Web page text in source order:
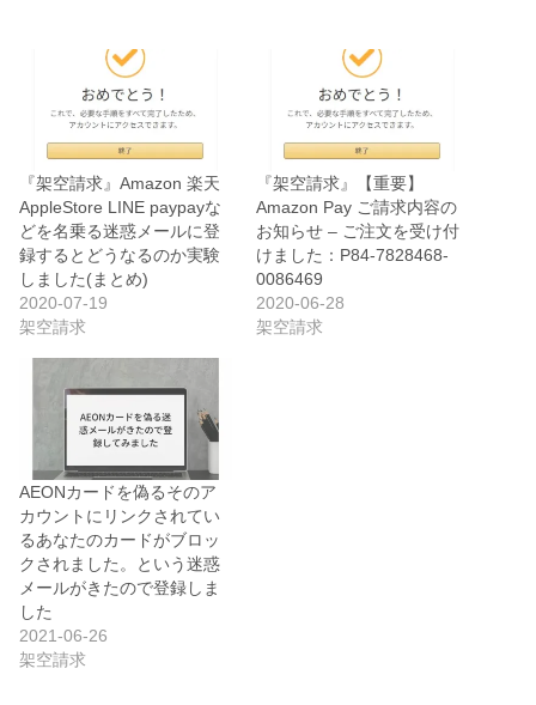
『架空請求』Amazon 楽天
AppleStore LINE paypayな
どを名乗る迷惑メールに登
録するとどうなるのか実験
しました(まとめ)
2020-07-19
架空請求
『架空請求』【重要】
Аmazon Pay ご請求内容の
お知らせ – ご注文を受け付
けました：P84-7828468-
0086469
2020-06-28
架空請求
AEONカードを偽るそのア
カウントにリンクされてい
るあなたのカードがブロッ
クされました。という迷惑
メールがきたので登録しま
した
2021-06-26
架空請求